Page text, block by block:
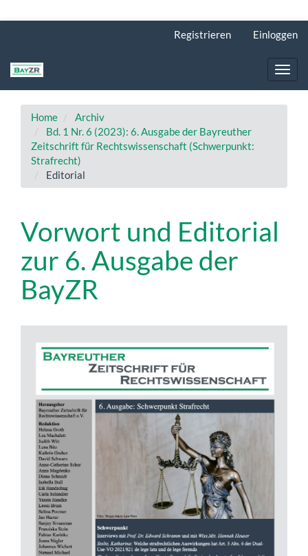
Registrieren Einloggen
Home
Archiv
Bd. 1 Nr. 6 (2023): 6. Ausgabe der Bayreuther
Zeitschrift für Rechtswissenschaft (Schwerpunkt:
Strafrecht)
Editorial
Vorwort und Editorial
zur 6. Ausgabe der
BayZR
Artikel-
Sidebar